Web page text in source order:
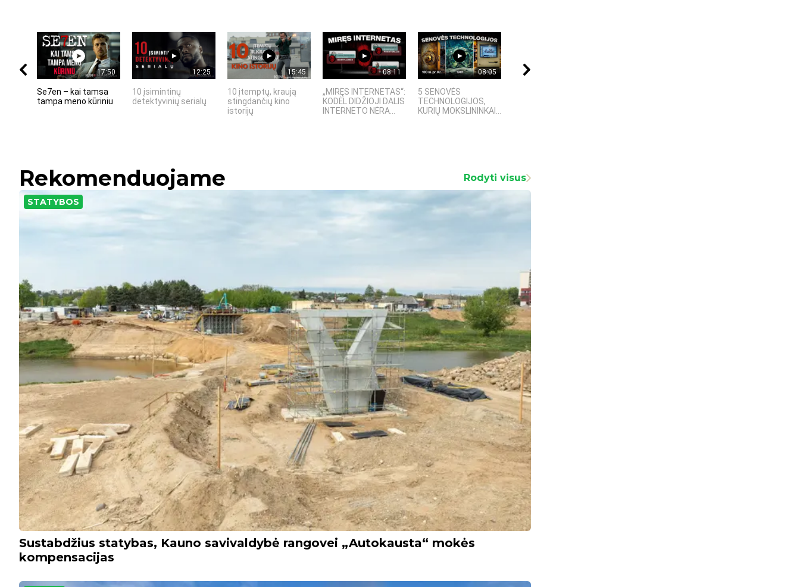
17:50
Se7en – kai tamsa
tampa meno kūriniu
12:25
10 įsimintinų
detektyvinių serialų
15:45
10 įtemptų, kraują
stingdančių kino
istorijų
08:11
„MIRĘS INTERNETAS“:
KODĖL DIDŽIOJI DALIS
INTERNETO NĖRA...
08:05
5 SENOVĖS
TECHNOLOGIJOS,
KURIŲ MOKSLININKAI...
Rekomenduojame Rodyti visus
STATYBOS
Sustabdžius statybas, Kauno savivaldybė rangovei „Autokausta“ mokės
kompensacijas